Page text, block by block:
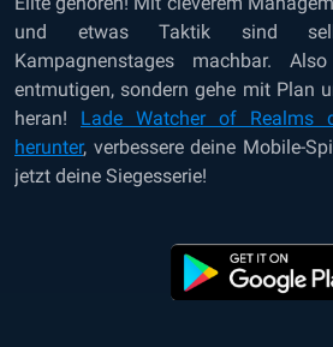
und etwas Taktik sind
Kampagnenstages machbar.
entmutigen, sondern gehe mit Plan
heran! Lade Watcher of Realms
herunter, verbessere deine Mobile-
jetzt deine Siegesserie!